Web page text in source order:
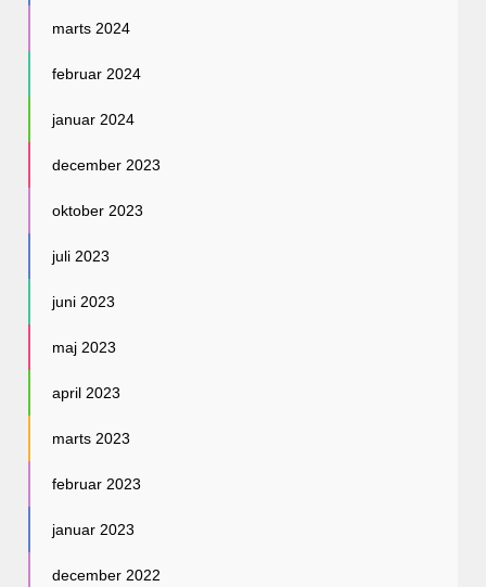
marts 2024
februar 2024
januar 2024
december 2023
oktober 2023
juli 2023
juni 2023
maj 2023
april 2023
marts 2023
februar 2023
januar 2023
december 2022